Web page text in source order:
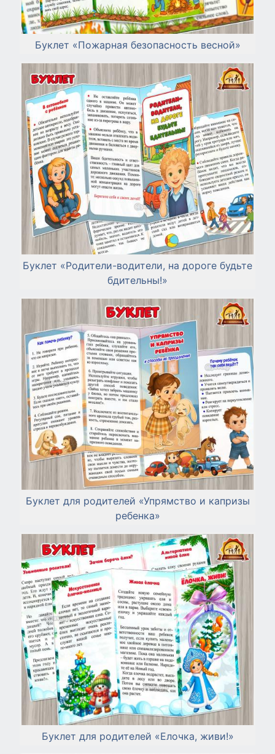
Буклет «Пожарная безопасность весной»
Буклет «Родители-водители, на дороге будьте
бдительны!»
Буклет для родителей «Упрямство и капризы
ребенка»
Буклет для родителей «Елочка, живи!»